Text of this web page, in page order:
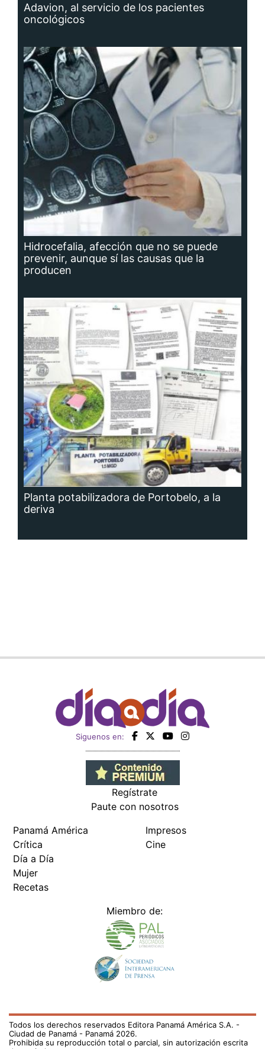
Adavion, al servicio de los pacientes
oncológicos
Hidrocefalia, afección que no se puede
prevenir, aunque sí las causas que la
producen
Planta potabilizadora de Portobelo, a la
deriva
Siguenos en:
Regístrate
Paute con nosotros
Panamá América
Crítica
Día a Día
Mujer
Recetas
Impresos
Cine
Miembro de:
Todos los derechos reservados Editora Panamá América S.A. -
Ciudad de Panamá - Panamá 2026.
Prohibida su reproducción total o parcial, sin autorización escrita